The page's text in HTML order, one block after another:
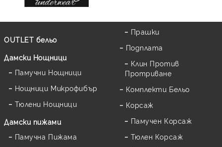
OUTLET бельо
Дамски Нощници
Памучни Нощници
Нощници Микрофибър
Тюлени Нощници
Дамски пижами
Памучна Пижама
Прашки
Подплата
Клин Против
Протриване
Комплекти Бельо
Корсаж
Памучен Корсаж
Тюлен Корсаж